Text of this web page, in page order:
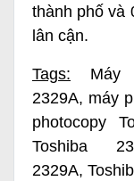
thành phố và
lân cận.
Tags:
Máy
2329A, máy
photocopy
Toshiba
2329A,